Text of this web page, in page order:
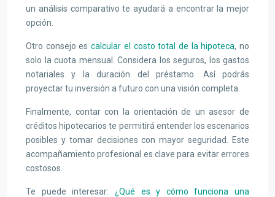
un análisis comparativo te ayudará a encontrar la mejor
opción.
Otro consejo escalcular el costo total de la hipoteca, no
solo la cuota mensual. Considera los seguros, los gastos
notariales y la duración del préstamo. Así podrás
proyectar tu inversión a futuro con una visión completa.
Finalmente, contar con la orientación de un asesor de
créditos hipotecarios te permitirá entender los escenarios
posibles y tomar decisiones con mayor seguridad. Este
acompañamiento profesional es clave para evitar errores
costosos.
Te puede interesar: ¿Qué es y cómo funciona una